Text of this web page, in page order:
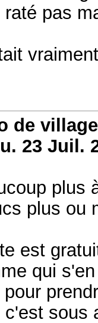
raté pas
de
23 Juil.
plus
plus ou
est
qui
sous